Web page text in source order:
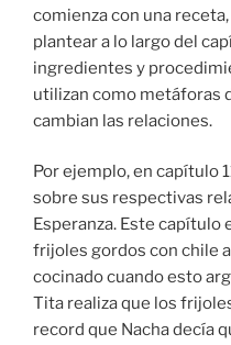
comienza con una
plantear a lo largo del
ingredientes y
utilizan como metáforas
cambian las relaciones.
Por ejemplo, en capítulo
sobre sus respectivas
Esperanza. Este capítulo
frijoles gordos con chile
cocinado cuando esto
Tita realiza que los
record que Nacha decía